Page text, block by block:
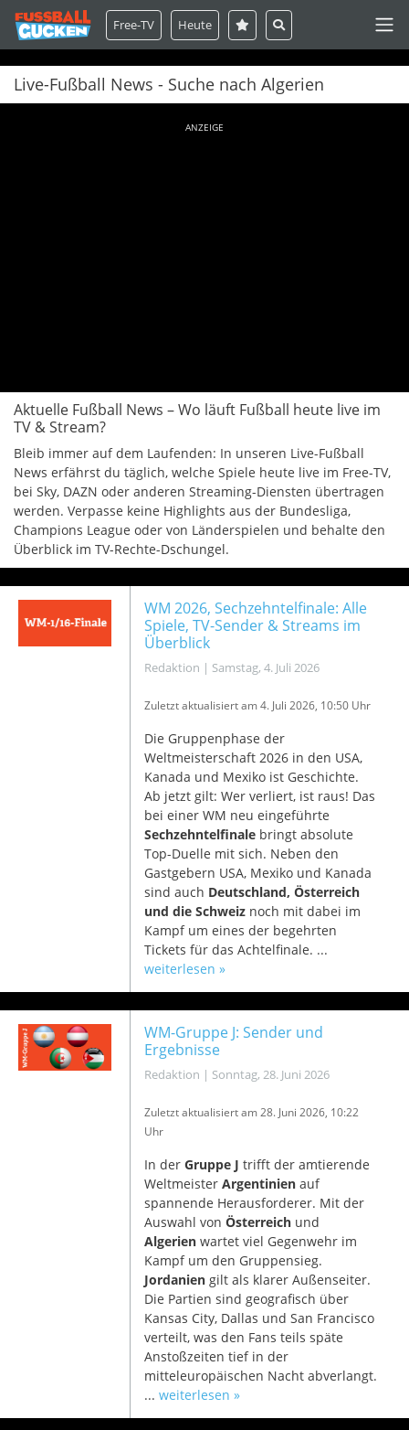
Free-TV Heute
Live-Fußball News - Suche nach Algerien
ANZEIGE
Aktuelle Fußball News – Wo läuft Fußball heute live im
TV & Stream?
Bleib immer auf dem Laufenden: In unseren Live-Fußball
News erfährst du täglich, welche Spiele heute live im Free-TV,
bei Sky, DAZN oder anderen Streaming-Diensten übertragen
werden. Verpasse keine Highlights aus der Bundesliga,
Champions League oder von Länderspielen und behalte den
Überblick im TV-Rechte-Dschungel.
WM 2026, Sechzehntelfinale: Alle
Spiele, TV-Sender & Streams im
Überblick
Redaktion | Samstag, 4. Juli 2026
Zuletzt aktualisiert am 4. Juli 2026, 10:50 Uhr
Die Gruppenphase der
Weltmeisterschaft 2026 in den USA,
Kanada und Mexiko ist Geschichte.
Ab jetzt gilt: Wer verliert, ist raus! Das
bei einer WM neu eingeführte
Sechzehntelfinalebringt absolute
Top-Duelle mit sich. Neben den
Gastgebern USA, Mexiko und Kanada
sind auch Deutschland, Österreich
und die Schweiznoch mit dabei im
Kampf um eines der begehrten
Tickets für das Achtelfinale. ...
weiterlesen »
WM-Gruppe J: Sender und
Ergebnisse
Redaktion | Sonntag, 28. Juni 2026
Zuletzt aktualisiert am 28. Juni 2026, 10:22
Uhr
In der Gruppe J trifft der amtierende
Weltmeister Argentinienauf
spannende Herausforderer. Mit der
Auswahl von Österreichund
Algerienwartet viel Gegenwehr im
Kampf um den Gruppensieg.
Jordaniengilt als klarer Außenseiter.
Die Partien sind geografisch über
Kansas City, Dallas und San Francisco
verteilt, was den Fans teils späte
Anstoßzeiten tief in der
mitteleuropäischen Nacht abverlangt.
... weiterlesen »